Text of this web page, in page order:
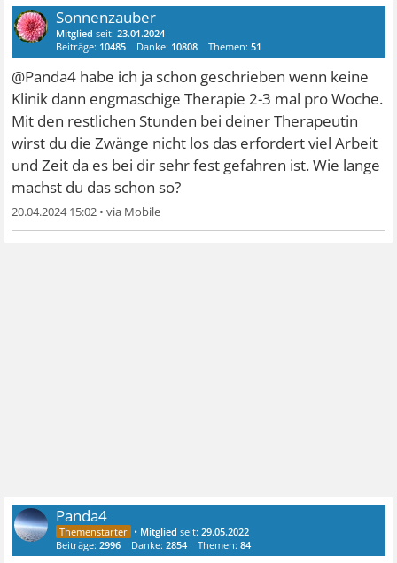
Sonnenzauber
Mitglied seit:23.01.2024
Beiträge: 10485 Danke: 10808 Themen:51
@Panda4 habe ich ja schon geschrieben wenn keine
Klinik dann engmaschige Therapie 2-3 mal pro Woche.
Mit den restlichen Stunden bei deiner Therapeutin
wirst du die Zwänge nicht los das erfordert viel Arbeit
und Zeit da es bei dir sehr fest gefahren ist. Wie lange
machst du das schon so?
20.04.2024 15:02 •
Panda4
• Mitglied seit:29.05.2022
Beiträge:2996 Danke:2854 Themen:84